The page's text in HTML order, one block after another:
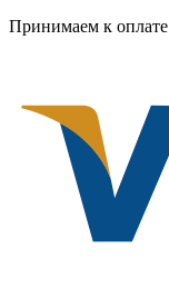
Принимаем к оплате